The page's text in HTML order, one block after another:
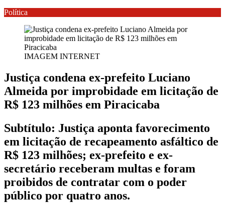
Política
IMAGEM INTERNET
Justiça condena ex-prefeito Luciano
Almeida por improbidade em licitação de
R$ 123 milhões em Piracicaba
Subtítulo: Justiça aponta favorecimento
em licitação de recapeamento asfáltico de
R$ 123 milhões; ex-prefeito e ex-
secretário receberam multas e foram
proibidos de contratar com o poder
público por quatro anos.